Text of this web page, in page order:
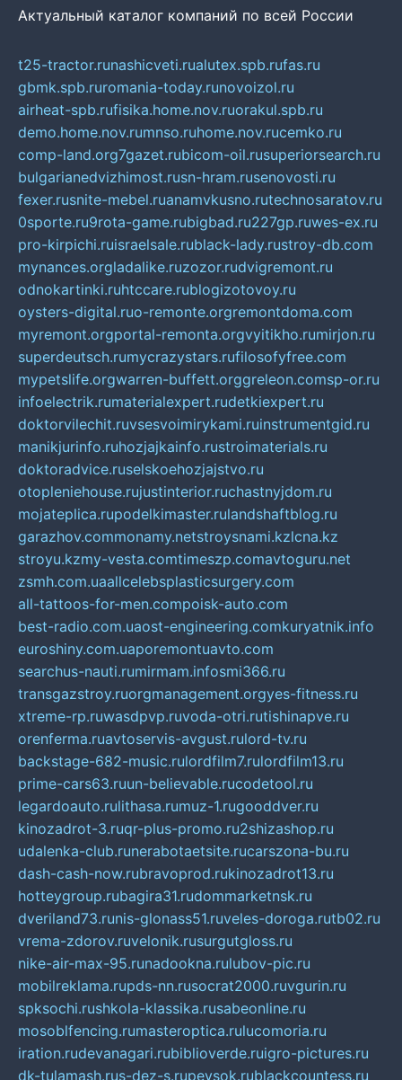
Актуальный каталог компаний по всей России
t25-tractor.runashicveti.rualutex.spb.rufas.ru
gbmk.spb.ruromania-today.runovoizol.ru
airheat-spb.rufisika.home.nov.ruorakul.spb.ru
demo.home.nov.rumnso.ruhome.nov.rucemko.ru
comp-land.org7gazet.rubicom-oil.rusuperiorsearch.ru
bulgarianedvizhimost.rusn-hram.rusenovosti.ru
fexer.rusnite-mebel.ruanamvkusno.rutechnosaratov.ru
0sporte.ru9rota-game.rubigbad.ru227gp.ruwes-ex.ru
pro-kirpichi.ruisraelsale.rublack-lady.rustroy-db.com
mynances.orgladalike.ruzozor.rudvigremont.ru
odnokartinki.ruhtccare.rublogizotovoy.ru
oysters-digital.ruo-remonte.orgremontdoma.com
myremont.orgportal-remonta.orgvyitikho.rumirjon.ru
superdeutsch.rumycrazystars.rufilosofyfree.com
mypetslife.orgwarren-buffett.orggreleon.comsp-or.ru
infoelectrik.rumaterialexpert.rudetkiexpert.ru
doktorvilechit.ruvsesvoimirykami.ruinstrumentgid.ru
manikjurinfo.ruhozjajkainfo.rustroimaterials.ru
doktoradvice.ruselskoehozjajstvo.ru
otopleniehouse.rujustinterior.ruchastnyjdom.ru
mojateplica.rupodelkimaster.rulandshaftblog.ru
garazhov.commonamy.netstroysnami.kzlcna.kz
stroyu.kzmy-vesta.comtimeszp.comavtoguru.net
zsmh.com.uaallcelebsplasticsurgery.com
all-tattoos-for-men.compoisk-auto.com
best-radio.com.uaost-engineering.comkuryatnik.info
euroshiny.com.uaporemontuavto.com
searchus-nauti.rumirmam.infosmi366.ru
transgazstroy.ruorgmanagement.orgyes-fitness.ru
xtreme-rp.ruwasdpvp.ruvoda-otri.rutishinapve.ru
orenferma.ruavtoservis-avgust.rulord-tv.ru
backstage-682-music.rulordfilm7.rulordfilm13.ru
prime-cars63.ruun-believable.rucodetool.ru
legardoauto.rulithasa.rumuz-1.rugooddver.ru
kinozadrot-3.ruqr-plus-promo.ru2shizashop.ru
udalenka-club.runerabotaetsite.rucarszona-bu.ru
dash-cash-now.rubravoprod.rukinozadrot13.ru
hotteygroup.rubagira31.rudommarketnsk.ru
dveriland73.runis-glonass51.ruveles-doroga.rutb02.ru
vrema-zdorov.ruvelonik.rusurgutgloss.ru
nike-air-max-95.runadookna.rulubov-pic.ru
mobilreklama.rupds-nn.rusocrat2000.ruvgurin.ru
spksochi.rushkola-klassika.rusabeonline.ru
mosoblfencing.rumasteroptica.rulucomoria.ru
iration.rudevanagari.rubiblioverde.ruigro-pictures.ru
dk-tulamash.rus-dez-s.rupeysok.rublackcountess.ru